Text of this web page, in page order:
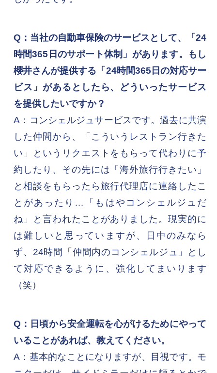
Q：当社の自動車保険のサービスとして、「24
時間365日のサポート体制」があります。もし
櫻井さんが提供する「24時間365日の対応サー
ビス」があるとしたら、どういったサービス
を提供したいですか？
A：コンシェルジュサービスです。過去に共演
した仲間から、「こういうレストラン行きた
い」というリクエストをもらって代わりに予
約したり、その先には「海外旅行行きたい」
と相談をもらったら旅行代理店に連絡したこ
とがあったり…「もはやコンシェルジュだ
ね」と言われたことがありました。現実的に
は難しいと思っていますが、日中のみなら
ず、24時間「仲間内のコンシェルジュ」とし
て対応できるように、強化してまいります
（笑）
Q：日頃から安全運転を心がけるためにやって
いることがあれば、教えてください。
A：基本的なことになりますが、目視です。モ